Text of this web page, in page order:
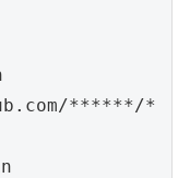
******/*